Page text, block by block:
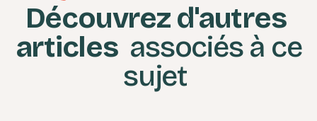
Découvrez d'autres
articles associés à ce
sujet